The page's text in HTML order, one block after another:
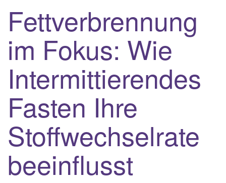
Fettverbrennung
im Fokus: Wie
Intermittierendes
Fasten Ihre
Stoffwechselrate
beeinflusst